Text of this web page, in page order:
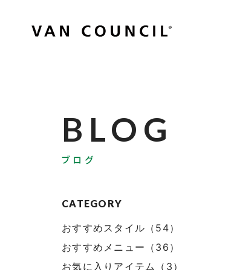
BLOG
ブログ
CATEGORY
おすすめスタイル（54）
おすすめメニュー（36）
お気に入りアイテム（3）